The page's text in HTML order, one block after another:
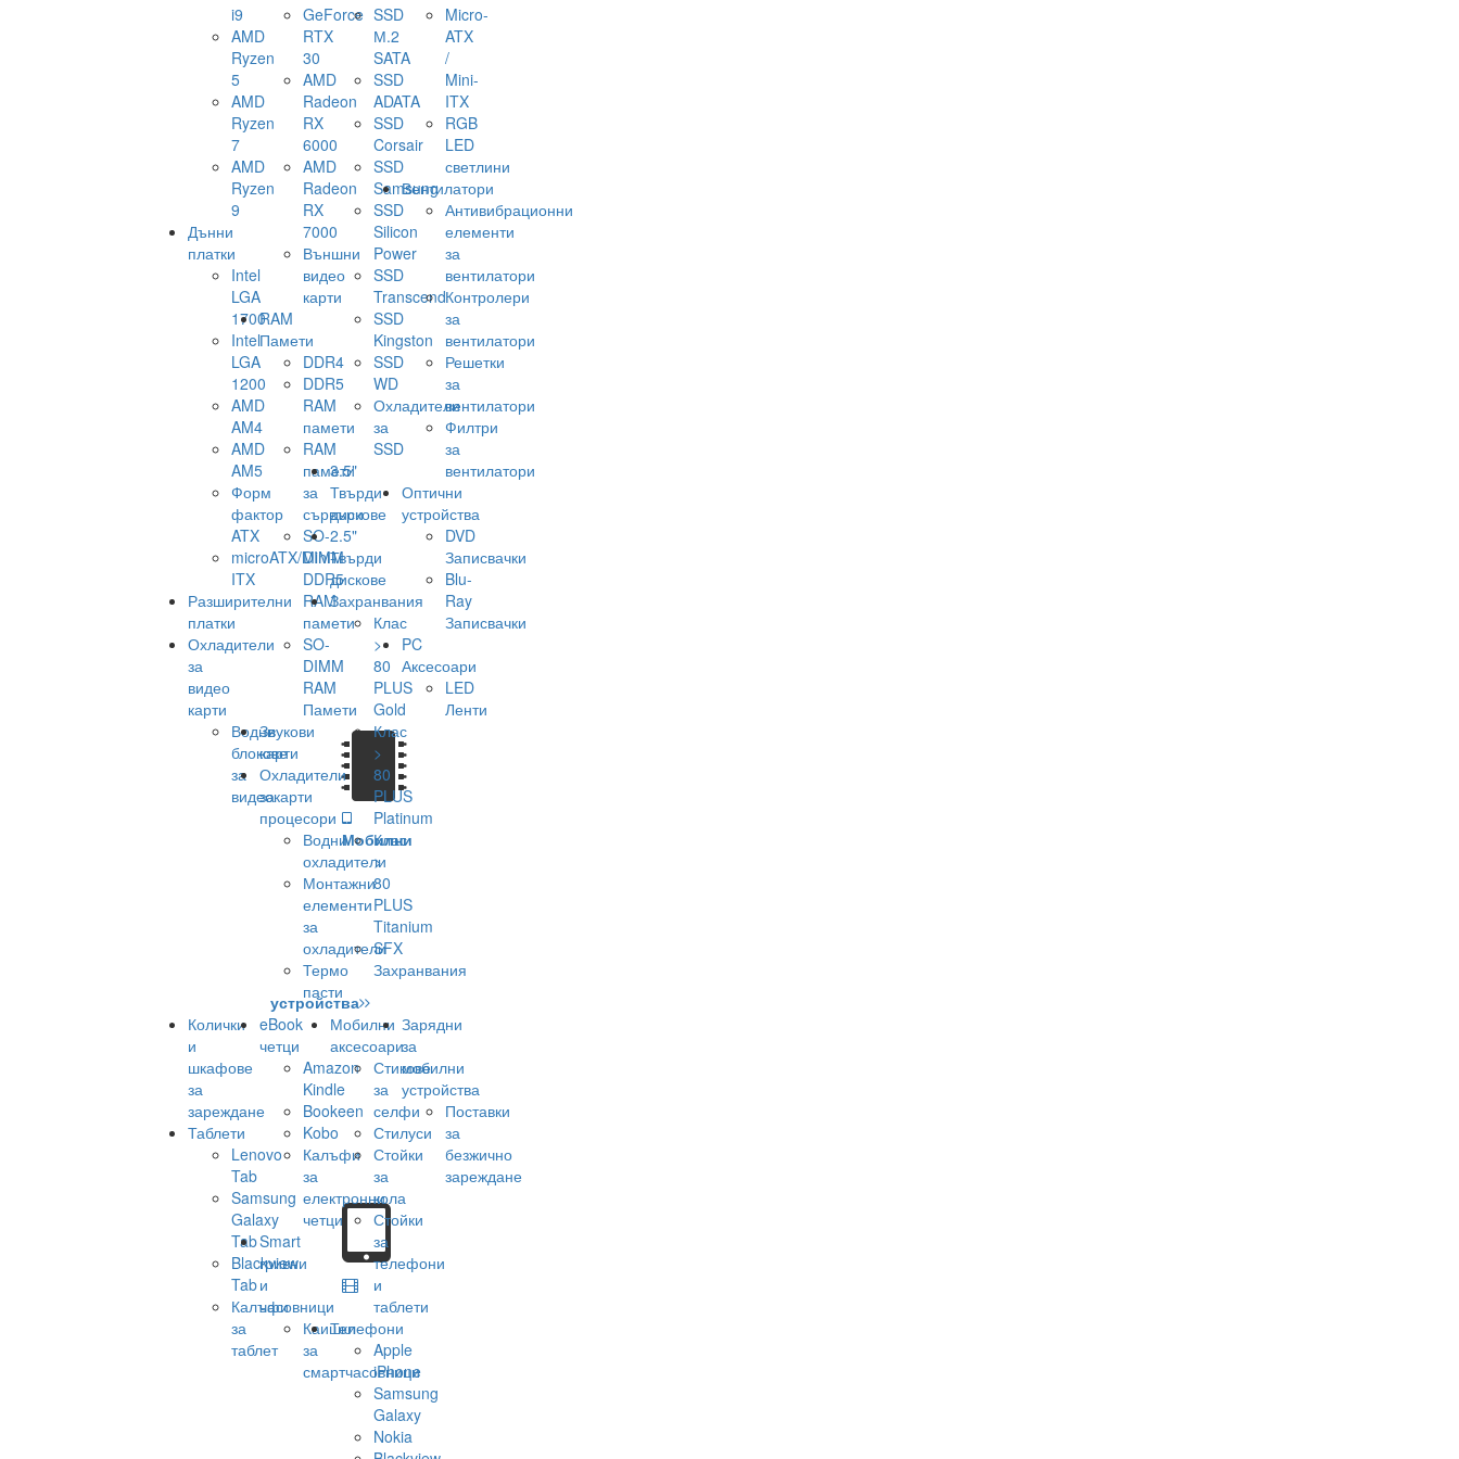
i9
AMD
Ryzen
5
AMD
Ryzen
7
AMD
Ryzen
9
Дънни
платки
Intel
LGA
1700
Intel
LGA
1200
AMD
AM4
AMD
AM5
Форм
фактор
ATX
microATX/Mini-
ITX
Разширителни
платки
Охладители
за
видео
карти
Водни
блокове
за
видеокарти
GeForce
RTX
30
AMD
Radeon
RX
6000
AMD
Radeon
RX
7000
Външни
видео
карти
RAM
Памети
DDR4
DDR5
RAM
памети
RAM
памети
за
сървъри
SO-
DIMM
DDR5
RAM
памети
SO-
DIMM
RAM
Памети
Звукови
карти
Охладители
за
процесори
Водни
охладители
Монтажни
елементи
за
охладители
Термо
пасти
SSD
М.2
SATA
SSD
ADATA
SSD
Corsair
SSD
Samsung
SSD
Silicon
Power
SSD
Transcend
SSD
Kingston
SSD
WD
Охладители
за
SSD
3.5"
Твърди
дискове
2.5"
Твърди
дискове
Захранвания
Клас
>
80
PLUS
Gold
Клас
>
80
PLUS
Platinum
Клас
>
80
PLUS
Titanium
SFX
Захранвания
Micro-
ATX
/
Mini-
ITX
RGB
LED
светлини
Вентилатори
Антивибрационни
елементи
за
вентилатори
Контролери
за
вентилатори
Решетки
за
вентилатори
Филтри
за
вентилатори
Оптични
устройства
DVD
Записвачки
Blu-
Ray
Записвачки
PC
Аксесоари
LED
Ленти
Мобилни
устройства
Колички
и
шкафове
за
зареждане
Таблети
Lenovo
Tab
Samsung
Galaxy
Tab
Blackview
Tab
Калъфи
за
таблет
eBook
четци
Amazon
Kindle
Bookeen
Kobo
Калъфи
за
електронни
четци
Smart
гривни
и
часовници
Каишки
за
смартчасовници
Мобилни
аксесоари
Стикове
за
селфи
Стилуси
Стойки
за
кола
Стойки
за
телефони
и
таблети
Телефони
Apple
iPhone
Samsung
Galaxy
Nokia
Зарядни
за
мобилни
устройства
Поставки
за
безжично
зареждане